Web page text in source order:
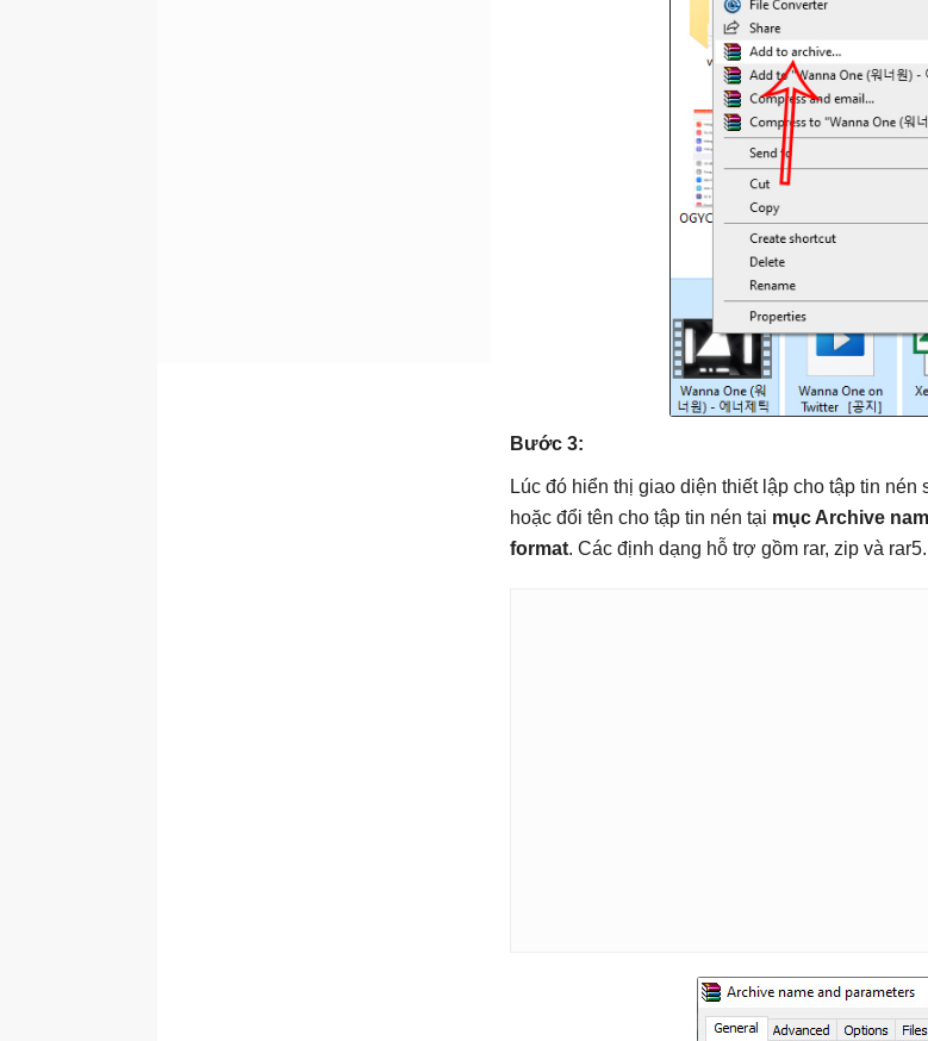
Bước 3:
Lúc đó hiển thị giao diện thiết lập cho tập tin nén
hoặc đổi tên cho tập tin nén tại mục Archive
format. Các định dạng hỗ trợ gồm rar, zip và rar5.